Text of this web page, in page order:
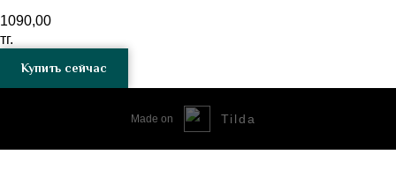
1090,00
тг.
Купить сейчас
Made on Tilda